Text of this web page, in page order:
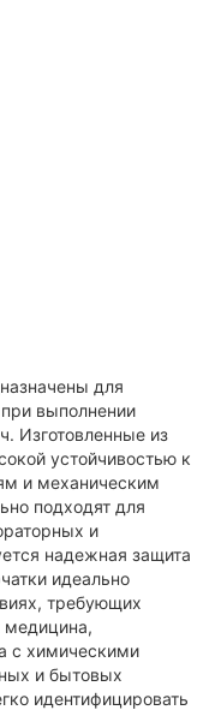
для
выполнении
Изготовленные из
устойчивостью к
и механическим
подходят для
и
надежная защита
идеально
требующих
медицина,
с химическими
и бытовых
идентифицировать